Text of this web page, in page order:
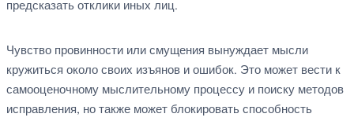
предсказать отклики иных лиц.
Чувство провинности или смущения вынуждает мысли
кружиться около своих изъянов и ошибок. Это может вести к
самооценочному мыслительному процессу и поиску методов
исправления, но также может блокировать способность